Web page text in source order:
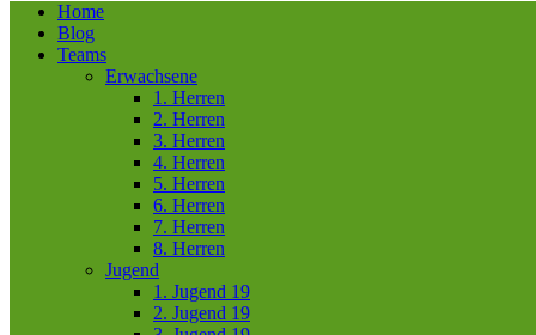
Home
Blog
Teams
Erwachsene
1. Herren
2. Herren
3. Herren
4. Herren
5. Herren
6. Herren
7. Herren
8. Herren
Jugend
1. Jugend 19
2. Jugend 19